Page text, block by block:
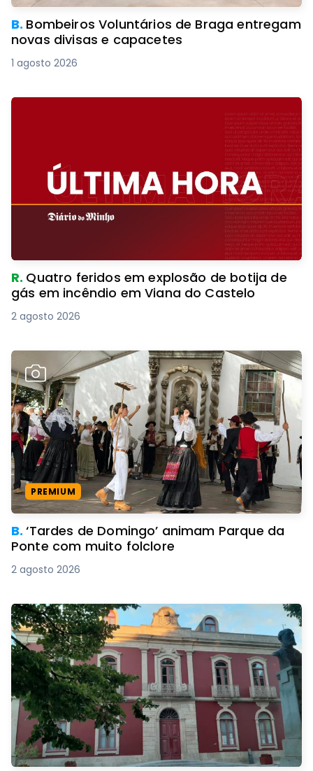
B. Bombeiros Voluntários de Braga entregam
novas divisas e capacetes
1 agosto 2026
R. Quatro feridos em explosão de botija de
gás em incêndio em Viana do Castelo
2 agosto 2026
PREMIUM
B.‘Tardes de Domingo’ animam Parque da
Ponte com muito folclore
2 agosto 2026